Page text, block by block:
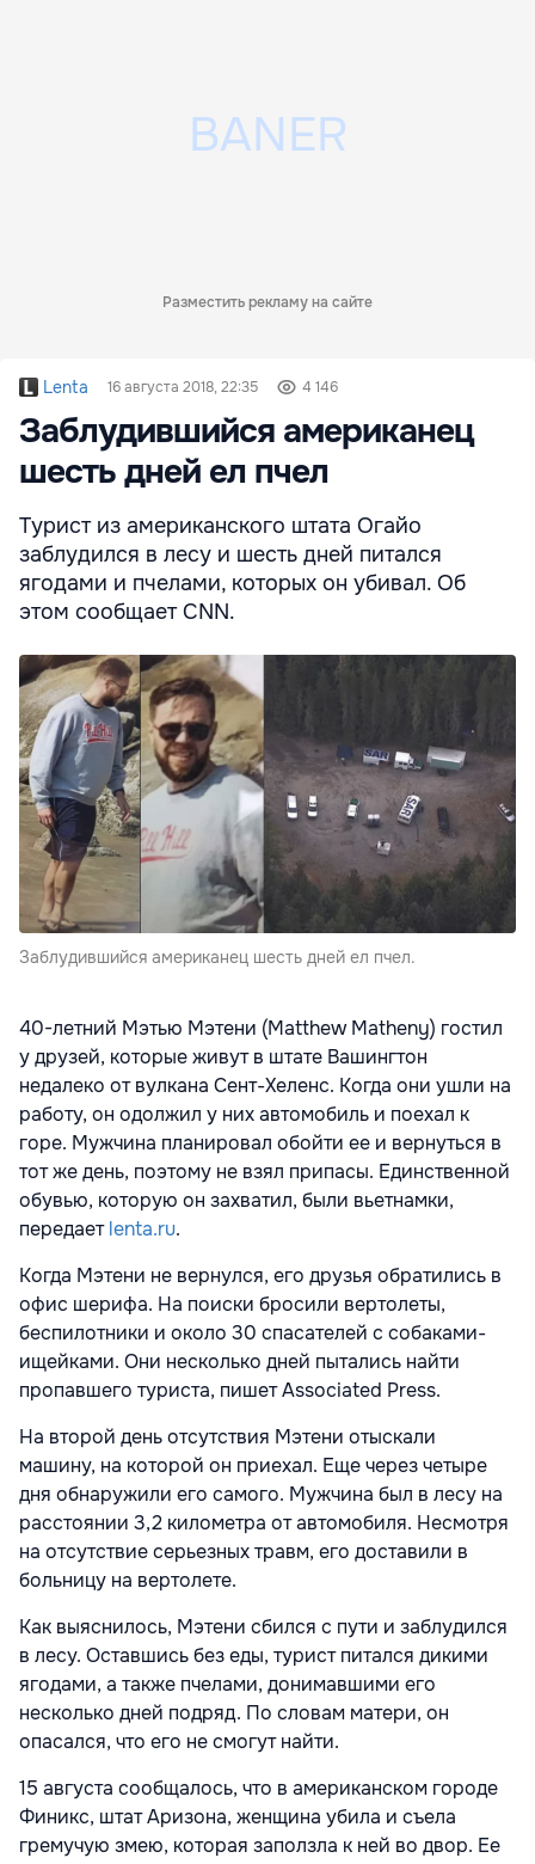
Разместить рекламу на сайте
Lenta 16 августа 2018, 22:35 4 146
Заблудившийся американец
шесть дней ел пчел
Турист из американского штата Огайо
заблудился в лесу и шесть дней питался
ягодами и пчелами, которых он убивал. Об
этом сообщает CNN.
Заблудившийся американец шесть дней ел пчел.
40-летний Мэтью Мэтени (Matthew Matheny) гостил
у друзей, которые живут в штате Вашингтон
недалеко от вулкана Сент-Хеленс. Когда они ушли на
работу, он одолжил у них автомобиль и поехал к
горе. Мужчина планировал обойти ее и вернуться в
тот же день, поэтому не взял припасы. Единственной
обувью, которую он захватил, были вьетнамки,
передаетlenta.ru.
Когда Мэтени не вернулся, его друзья обратились в
офис шерифа. На поиски бросили вертолеты,
беспилотники и около 30 спасателей с собаками-
ищейками. Они несколько дней пытались найти
пропавшего туриста, пишет Associated Press.
На второй день отсутствия Мэтени отыскали
машину, на которой он приехал. Еще через четыре
дня обнаружили его самого. Мужчина был в лесу на
расстоянии 3,2 километра от автомобиля. Несмотря
на отсутствие серьезных травм, его доставили в
больницу на вертолете.
Как выяснилось, Мэтени сбился с пути и заблудился
в лесу. Оставшись без еды, турист питался дикими
ягодами, а также пчелами, донимавшими его
несколько дней подряд. По словам матери, он
опасался, что его не смогут найти.
15 августа сообщалось, что в американском городе
Финикс, штат Аризона, женщина убила и съела
гремучую змею, которая заползла к ней во двор. Ее